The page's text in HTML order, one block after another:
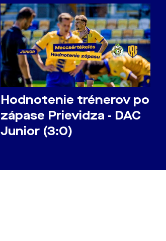
Hodnotenie trénerov po
zápase Prievidza - DAC
Junior (3:0)